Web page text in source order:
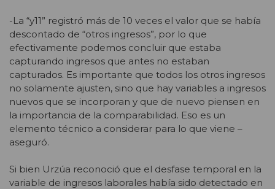
-La “y11” registró más de 10 veces el valor que se había
descontado de “otros ingresos”, por lo que
efectivamente podemos concluir que estaba
capturando ingresos que antes no estaban
capturados. Es importante que todos los otros ingresos
no solamente ajusten, sino que hay variables a ingresos
nuevos que se incorporan y que de nuevo piensen en
la importancia de la comparabilidad. Eso es un
elemento técnico a considerar para lo que viene –
aseguró.
Si bien Urzúa reconoció que el desfase temporal en la
variable de ingresos laborales había sido detectado en